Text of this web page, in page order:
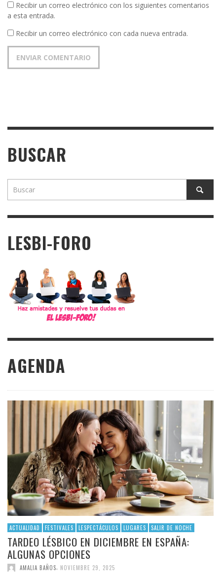
Recibir un correo electrónico con los siguientes comentarios
a esta entrada.
Recibir un correo electrónico con cada nueva entrada.
BUSCAR
LESBI-FORO
AGENDA
ACTUALIDAD FESTIVALES LESPECTÁCULOS LUGARES SALIR DE NOCHE
TARDEO LÉSBICO EN DICIEMBRE EN ESPAÑA:
ALGUNAS OPCIONES
AMALIA BAÑOS, NOVIEMBRE 29, 2025